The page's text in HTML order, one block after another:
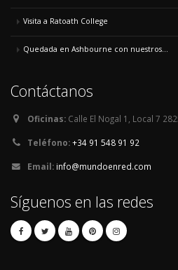
Visita a Ratoath College
Quedada en Ashbourne con nuestros...
Contáctanos
Oficinas: Calle El Nogal 1, Local 7
Teléfono:+34 91 548 91 92
Email: info@mundoenred.com
Síguenos en las redes